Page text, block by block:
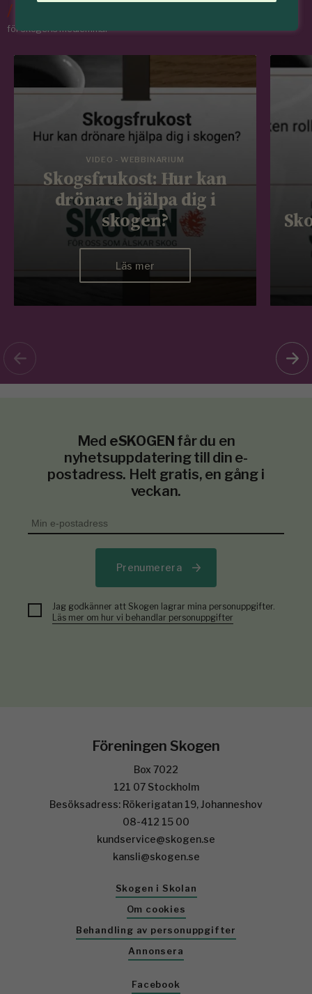
/Tips & Råd
för skogens medlemmar
VIDEO - WEBBINARIUM
Skogsfrukost: Hur kan
drönare hjälpa dig i
skogen?
Läs mer
Med eSKOGEN får du en
nyhetsuppdatering till din e-
postadress. Helt gratis, en gång i
veckan.
Prenumerera
Jag godkänner att Skogen lagrar mina personuppgifter.
Läs mer om hur vi behandlar personuppgifter
Föreningen Skogen
Box 7022
121 07 Stockholm
Besöksadress: Rökerigatan 19, Johanneshov
08-412 15 00
kundservice@skogen.se
kansli@skogen.se
Skogen i Skolan
Om cookies
Behandling av personuppgifter
Annonsera
Facebook